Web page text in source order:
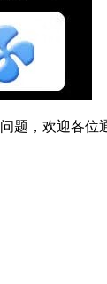
题，欢迎各位